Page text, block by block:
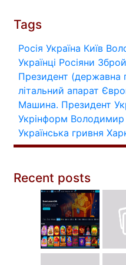
Tags
Росія Україна Київ
Українці Росіяни
Президент (державна
літальний апарат
Машина. Президент
Укрінформ Володимир
Українська гривня
Recent posts